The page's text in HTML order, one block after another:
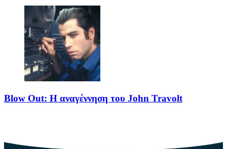
Blow Out: Η αναγέννηση του John Travolt